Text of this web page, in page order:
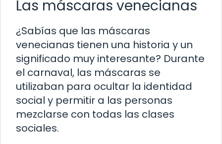
Las máscaras venecianas
¿Sabías que las máscaras
venecianas tienen una historia y un
significado muy interesante? Durante
el carnaval, las máscaras se
utilizaban para ocultar la identidad
social y permitir a las personas
mezclarse con todas las clases
sociales.